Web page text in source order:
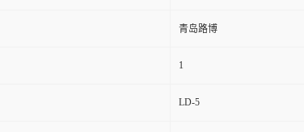
青岛路博
1
LD-5